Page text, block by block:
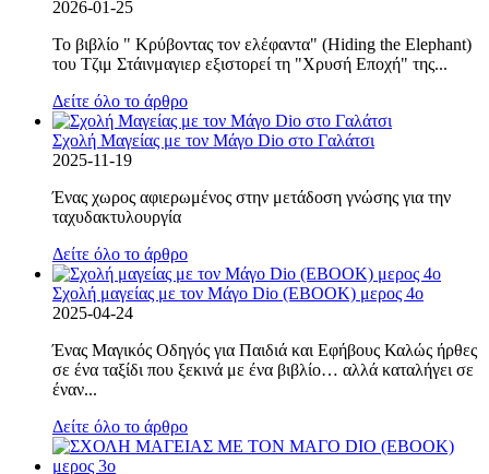
2026-01-25
Το βιβλίο " Κρύβοντας τον ελέφαντα" (Hiding the Elephant)
του Τζιμ Στάινμαγιερ εξιστορεί τη "Χρυσή Εποχή" της...
Δείτε όλο το άρθρο
Σχολή Μαγείας με τον Μάγο Dio στο Γαλάτσι
2025-11-19
Ένας χωρος αφιερωμένος στην μετάδοση γνώσης για την
ταχυδακτυλουργία
Δείτε όλο το άρθρο
Σχολή μαγείας με τον Μάγο Dio (EBOOK) μερος 4ο
2025-04-24
Ένας Μαγικός Οδηγός για Παιδιά και Εφήβους Καλώς ήρθες
σε ένα ταξίδι που ξεκινά με ένα βιβλίο… αλλά καταλήγει σε
έναν...
Δείτε όλο το άρθρο